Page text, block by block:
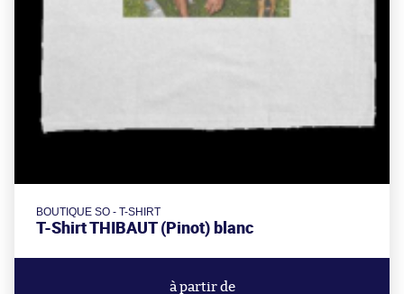
BOUTIQUE SO - T-SHIRT
T-Shirt THIBAUT (Pinot) blanc
à partir de